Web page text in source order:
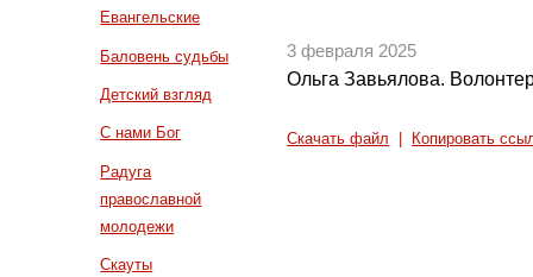
Евангельские
Баловень судьбы
Детский взгляд
С нами Бог
Радуга
православной
молодежи
Скауты
3 февраля 2025
Ольга Завьялова.
Скачать файл Копировать